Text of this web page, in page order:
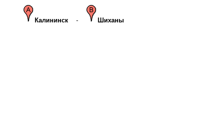
Калининск - Шиханы